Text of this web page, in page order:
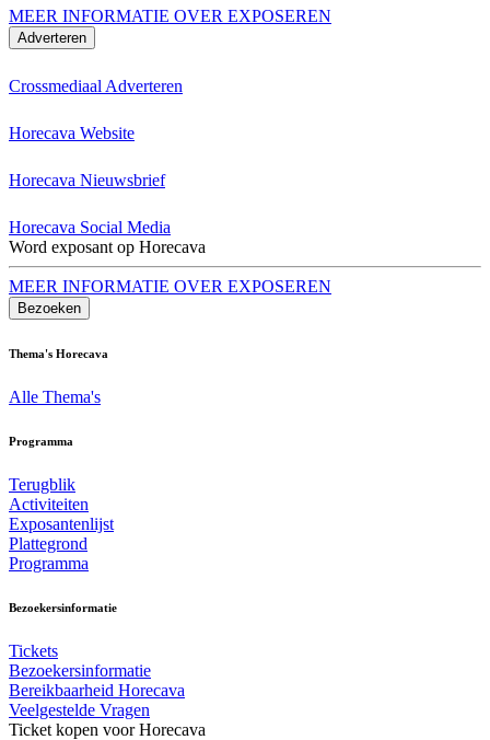
MEER INFORMATIE OVER EXPOSEREN
Adverteren
Crossmediaal Adverteren
Horecava Website
Horecava Nieuwsbrief
Horecava Social Media
Word exposant op Horecava
MEER INFORMATIE OVER EXPOSEREN
Bezoeken
Thema's Horecava
Alle Thema's
Programma
Terugblik
Activiteiten
Exposantenlijst
Plattegrond
Programma
Bezoekersinformatie
Tickets
Bezoekersinformatie
Bereikbaarheid Horecava
Veelgestelde Vragen
Ticket kopen voor Horecava